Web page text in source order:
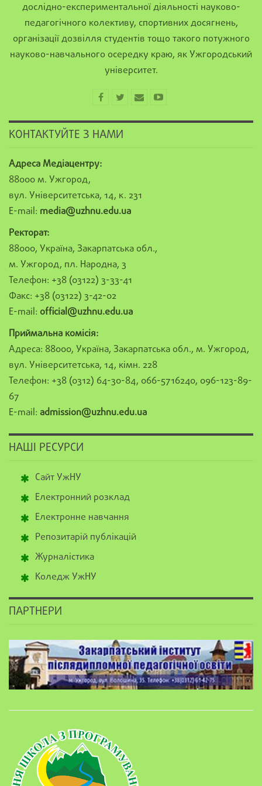
дослідно-експериментальної діяльності науково-
педагогічного колективу, спортивних досягнень,
організації дозвілля студентів тощо такого потужного
науково-навчального осередку краю, як Ужгородський
університет.
КОНТАКТУЙТЕ З НАМИ
Адреса Медіацентру:
88000 м. Ужгород,
вул. Університетська, 14, к. 231
E-mail: media@uzhnu.edu.ua
Ректорат:
88000, Україна, Закарпатська обл.,
м. Ужгород, пл. Народна, 3
Телефон: +38 (03122) 3-33-41
Факс: +38 (03122) 3-42-02
E-mail: official@uzhnu.edu.ua
Приймальна комісія:
Адреса: 88000, Україна, Закарпатська обл., м. Ужгород,
вул. Університетська, 14, кімн. 228
Телефон: +38 (0312) 64-30-84, 066-5716240, 096-123-89-
67
E-mail: admission@uzhnu.edu.ua
НАШІ РЕСУРСИ
Сайт УжНУ
Електронний розклад
Електронне навчання
Репозитарій публікацій
Журналістика
Коледж УжНУ
ПАРТНЕРИ